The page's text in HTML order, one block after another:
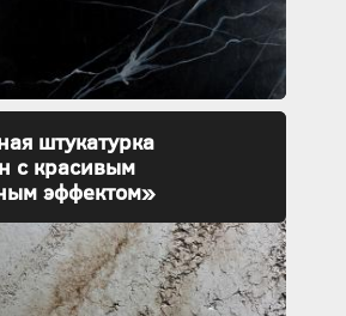
штукатурка
с красивым
эффектом»